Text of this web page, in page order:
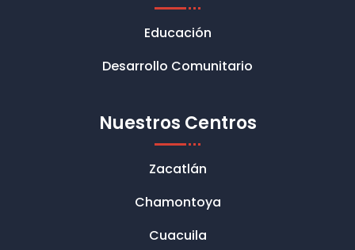
Educación
Desarrollo Comunitario
Nuestros Centros
Zacatlán
Chamontoya
Cuacuila